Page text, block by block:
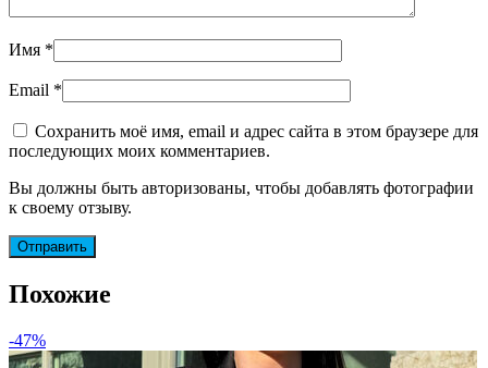
Имя *
Email *
Сохранить моё имя, email и адрес сайта в этом браузере для
последующих моих комментариев.
Вы должны быть авторизованы, чтобы добавлять фотографии
к своему отзыву.
Похожие
-47%